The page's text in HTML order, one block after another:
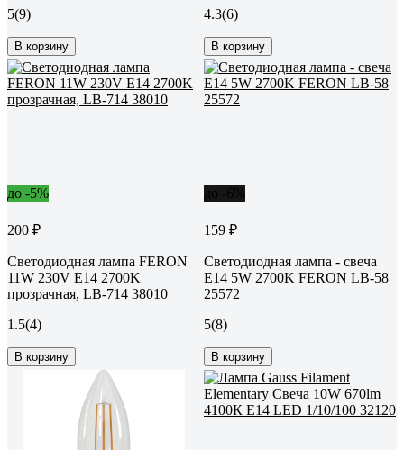
5(9)
В корзину
4.3(6)
В корзину
до -5%
200 ₽
Светодиодная лампа FERON
11W 230V E14 2700K
прозрачная, LB-714 38010
1.5(4)
В корзину
159 ₽
Светодиодная лампа - свеча
E14 5W 2700K FERON LB-58
25572
5(8)
В корзину